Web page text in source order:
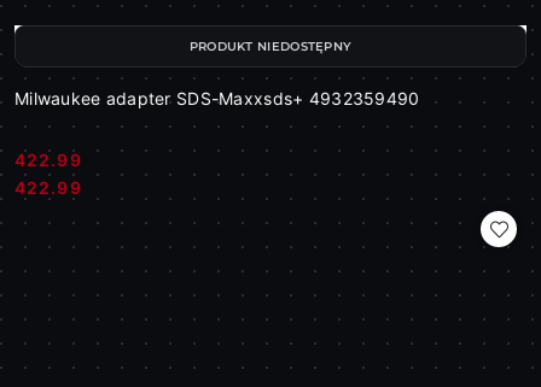
Milwaukee adapter SDS-Maxxsds+ 4932359490
Cena:
422.99
Cena:
422.99
PRODUKT NIEDOSTĘPNY